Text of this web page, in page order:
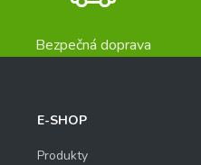
Bezpečná doprava
E-SHOP
Produkty